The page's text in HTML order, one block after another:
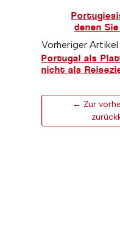
denen
Vorheriger Artikel
Portugal als
nicht als
← Zur